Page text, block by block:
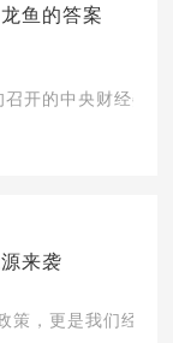
鱼的答案
召开的中央财经委
来袭